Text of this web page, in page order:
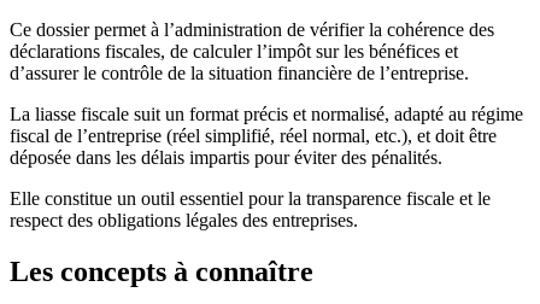
Ce dossier permet à l’administration de vérifier la cohérence des
déclarations fiscales, de calculer l’impôt sur les bénéfices et
d’assurer le contrôle de la situation financière de l’entreprise.
La liasse fiscale suit un format précis et normalisé, adapté au régime
fiscal de l’entreprise (réel simplifié, réel normal, etc.), et doit être
déposée dans les délais impartis pour éviter des pénalités.
Elle constitue un outil essentiel pour la transparence fiscale et le
respect des obligations légales des entreprises.
Les concepts à connaître